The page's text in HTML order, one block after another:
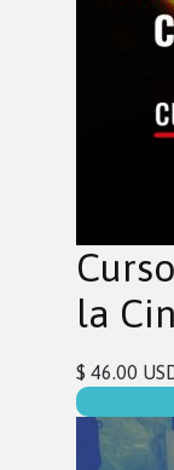
la
$ 46.00